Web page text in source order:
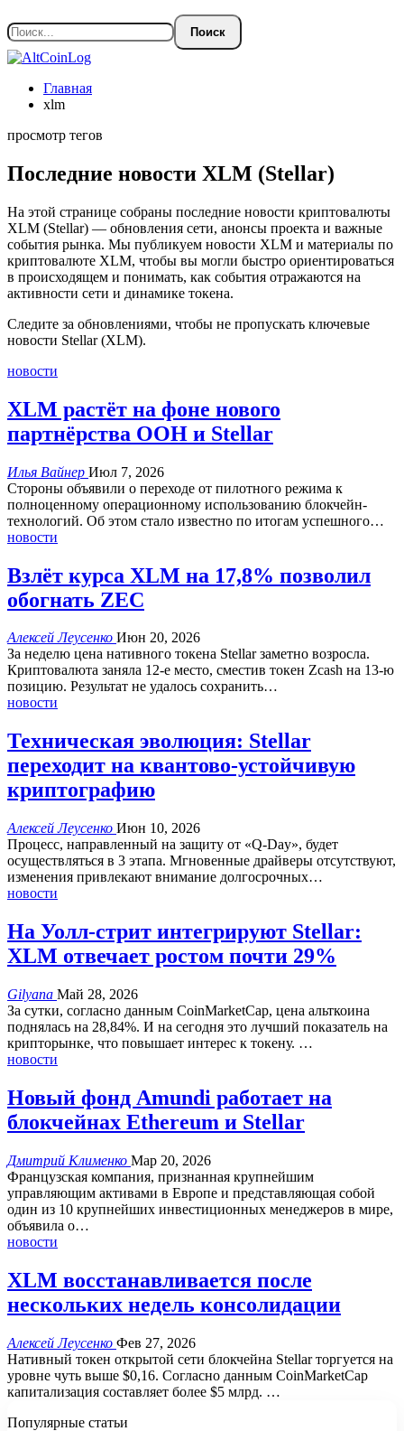
Главная
xlm
просмотр тегов
Последние новости XLM (Stellar)
На этой странице собраны последние новости криптовалюты
XLM (Stellar) — обновления сети, анонсы проекта и важные
события рынка. Мы публикуем новости XLM и материалы по
криптовалюте XLM, чтобы вы могли быстро ориентироваться
в происходящем и понимать, как события отражаются на
активности сети и динамике токена.
Следите за обновлениями, чтобы не пропускать ключевые
новости Stellar (XLM).
новости
XLM растёт на фоне нового
партнёрства ООН и Stellar
Илья Вайнер Июл 7, 2026
Стороны объявили о переходе от пилотного режима к
полноценному операционному использованию блокчейн-
технологий. Об этом стало известно по итогам успешного…
новости
Взлёт курса XLM на 17,8% позволил
обогнать ZEC
Алексей Леусенко Июн 20, 2026
За неделю цена нативного токена Stellar заметно возросла.
Криптовалюта заняла 12-е место, сместив токен Zcash на 13-ю
позицию. Результат не удалось сохранить…
новости
Техническая эволюция: Stellar
переходит на квантово-устойчивую
криптографию
Алексей Леусенко Июн 10, 2026
Процесс, направленный на защиту от «Q-Day», будет
осуществляться в 3 этапа. Мгновенные драйверы отсутствуют,
изменения привлекают внимание долгосрочных…
новости
На Уолл-стрит интегрируют Stellar:
XLM отвечает ростом почти 29%
Gilyana Май 28, 2026
За сутки, согласно данным CoinMarketCap, цена альткоина
поднялась на 28,84%. И на сегодня это лучший показатель на
крипторынке, что повышает интерес к токену. …
новости
Новый фонд Amundi работает на
блокчейнах Ethereum и Stellar
Дмитрий Клименко Мар 20, 2026
Французская компания, признанная крупнейшим
управляющим активами в Европе и представляющая собой
один из 10 крупнейших инвестиционных менеджеров в мире,
объявила о…
новости
XLM восстанавливается после
нескольких недель консолидации
Алексей Леусенко Фев 27, 2026
Нативный токен открытой сети блокчейна Stellar торгуется на
уровне чуть выше $0,16. Согласно данным CoinMarketCap
капитализация составляет более $5 млрд. …
Популярные статьи